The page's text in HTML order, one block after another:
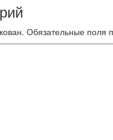
Обязательные поля